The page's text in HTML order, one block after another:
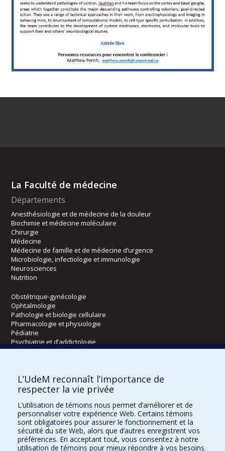
La Faculté de médecine
Départements
Anesthésiologie et de médecine de la douleur
Biochimie et médecine moléculaire
Chirurgie
Médecine
Médecine de famille et de médecine d’urgence
Microbiologie, infectiologie et immunologie
Neurosciences
Nutrition
Obstétrique-gynécologie
Ophtalmologie
Pathologie et biologie cellulaire
Pharmacologie et physiologie
Pédiatrie
Psychiatrie et d’addictologie
Radiologie, radio-oncologie et médecine nucléaire
Écoles
Orthophonie et audiologie
Réadaptation
Directions
L’UdeM reconnaît l’importance de
respecter la vie privée
L’utilisation de témoins nous permet d’améliorer et de
personnaliser votre expérience Web. Certains témoins
sont obligatoires pour assurer le fonctionnement et la
sécurité du site Web, alors que d’autres enregistrent vos
préférences. En acceptant tout, vous consentez à notre
utilisation de témoins pour mieux répondre à vos besoins.